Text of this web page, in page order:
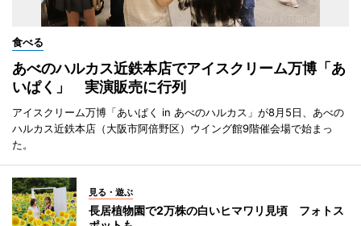
食べる
あべのハルカス近鉄本店でアイスクリーム万博「あ
いぱく」 実演販売に行列
アイスクリーム万博「あいぱく in あべのハルカス」が8月5日、あべの
ハルカス近鉄本店（大阪市阿倍野区）ウイング館9階催会場で始まっ
た。
見る・遊ぶ
長居植物園で2万株の白いヒマワリ見頃 フォトス